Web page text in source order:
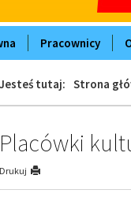
Pracownicy
Jesteś tutaj: Strona
Placówki
Drukuj